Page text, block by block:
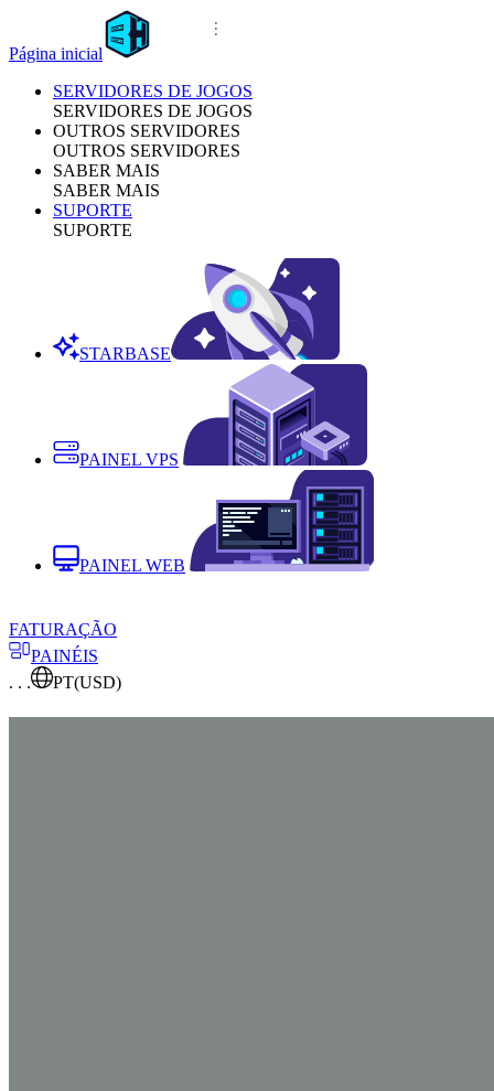
Página inicial
SERVIDORES DE JOGOS
SERVIDORES DE JOGOS
OUTROS SERVIDORES
OUTROS SERVIDORES
SABER MAIS
SABER MAIS
SUPORTE
SUPORTE
STARBASE
PAINEL VPS
PAINEL WEB
FATURAÇÃO
PAINÉIS
. . .
PT(USD)